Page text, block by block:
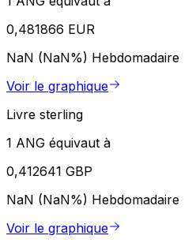
0,481866 EUR
NaN (NaN%) Hebdomadaire
Voir le graphique
Livre sterling
1 ANG équivaut à
0,412641 GBP
NaN (NaN%) Hebdomadaire
Voir le graphique